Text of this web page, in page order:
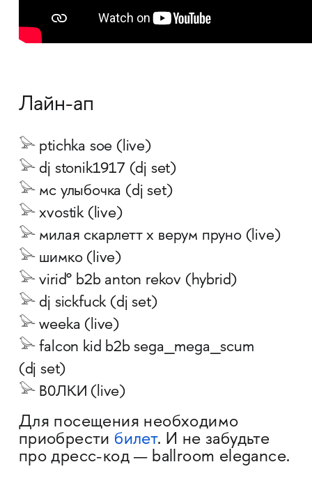
Лайн-ап
𓅪 ptichka soe (live)
𓅪 dj stonik1917 (dj set)
𓅪 мс улыбочка (dj set)
𓅪 xvostik (live)
𓅪 милая скарлетт х верум пруно (live)
𓅪 шимко (live)
𓅪 virid° b2b anton rekov (hybrid)
𓅪 dj sickfuck (dj set)
𓅪 weeka (live)
𓅪 falcon kid b2b sega_mega_scum
(dj set)
𓅪 В0ЛКИ (live)
Для посещения необходимо
приобрести билет. И не забудьте
про дресс-код — ballroom elegance.